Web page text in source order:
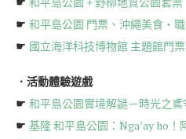
☛ 和平島公園 門票、沖繩美食・
☛ 國立海洋科技博物館 主題館門票
．活動體驗遊戲
☛ 和平島公園實境解謎－時光之
☛ 基隆 和平島公園：Nga’ay ho